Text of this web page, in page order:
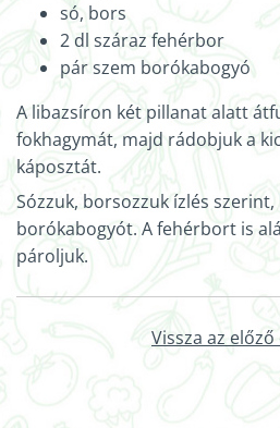
só, bors
2 dl száraz fehérbor
pár szem borókabogyó
A libazsíron két pillanat alatt
fokhagymát, majd rádobjuk a
káposztát.
Sózzuk, borsozzuk ízlés
borókabogyót. A fehérbort is
pároljuk.
Vissza az